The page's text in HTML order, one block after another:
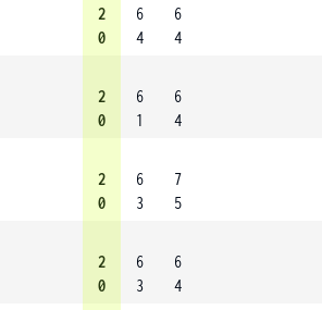
2
0
6
4
6
4
2
0
6
1
6
4
2
0
6
3
7
5
2
0
6
3
6
4